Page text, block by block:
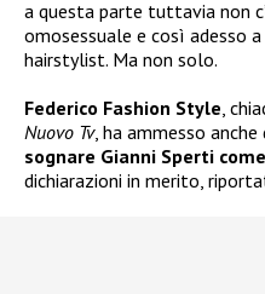
a questa parte tuttavia non
omosessuale e così adesso
hairstylist. Ma non solo.
Federico Fashion Style,
Nuovo Tv, ha ammesso anche
sognare Gianni Sperti
dichiarazioni in merito,